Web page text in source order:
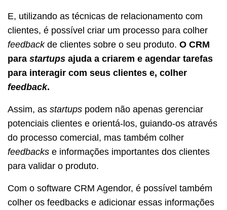
E, utilizando as técnicas de relacionamento com
clientes, é possível criar um processo para colher
feedbackde clientes sobre o seu produto. O CRM
para startups ajuda a criarem e agendar tarefas
para interagir com seus clientes e, colher
feedback.
Assim, as startups podem não apenas gerenciar
potenciais clientes e orientá-los, guiando-os através
do processo comercial, mas também colher
feedbacks e informações importantes dos clientes
para validar o produto.
Com o software CRM Agendor, é possível também
colher os feedbacks e adicionar essas informações